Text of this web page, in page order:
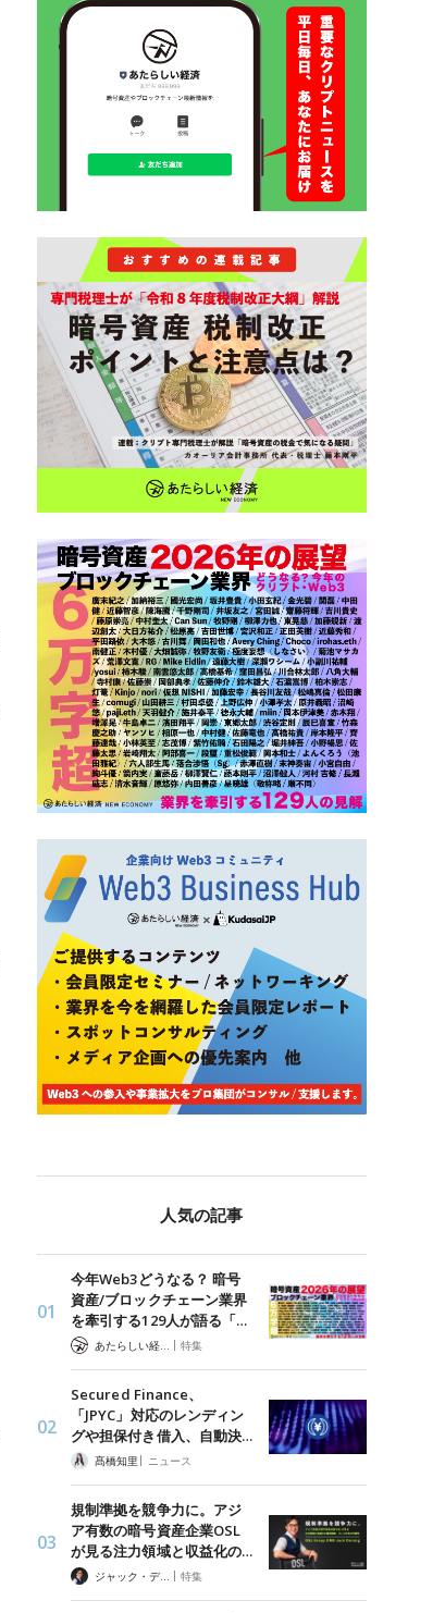
人気の記事
今年Web3どうなる？ 暗号
資産/ブロックチェーン業界
を牽引する129人が語る「…
| 特集
Secured Finance、
「JPYC」対応のレンディン
グや担保付き借入、自動決…
髙橋知里 | ニュース
規制準拠を競争力に。アジ
ア有数の暗号資産企業OSL
が見る注力領域と収益化の…
ジャック・デロン（Jack Derong） | 特集